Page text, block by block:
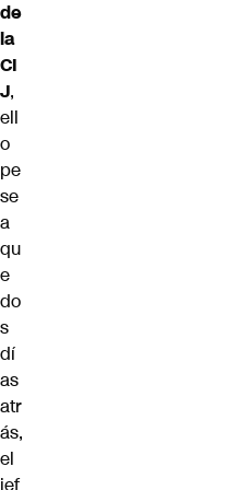
de
la
CI
J,
ell
o
pe
se
a
qu
e
do
s
dí
as
atr
ás,
el
jef